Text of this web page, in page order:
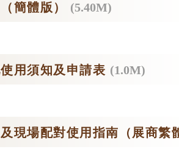
簡體版） (5.40M)
用須知及申請表 (1.0M)
現場配對使用指南（展商繁